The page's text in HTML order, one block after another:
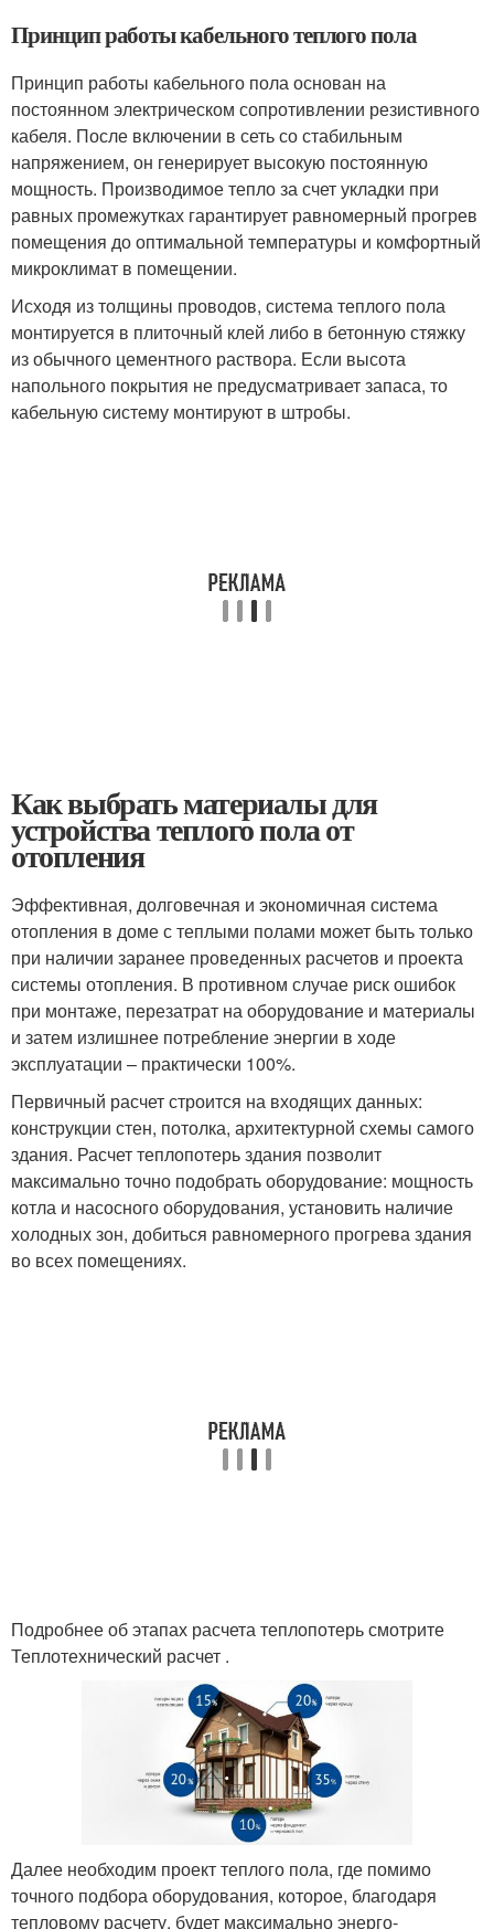
Принцип работы кабельного теплого пола
Принцип работы кабельного пола основан на
постоянном электрическом сопротивлении резистивного
кабеля. После включении в сеть со стабильным
напряжением, он генерирует высокую постоянную
мощность. Производимое тепло за счет укладки при
равных промежутках гарантирует равномерный прогрев
помещения до оптимальной температуры и комфортный
микроклимат в помещении.
Исходя из толщины проводов, система теплого пола
монтируется в плиточный клей либо в бетонную стяжку
из обычного цементного раствора. Если высота
напольного покрытия не предусматривает запаса, то
кабельную систему монтируют в штробы.
Как выбрать материалы для
устройства теплого пола от
отопления
Эффективная, долговечная и экономичная система
отопления в доме с теплыми полами может быть только
при наличии заранее проведенных расчетов и проекта
системы отопления. В противном случае риск ошибок
при монтаже, перезатрат на оборудование и материалы
и затем излишнее потребление энергии в ходе
эксплуатации – практически 100%.
Первичный расчет строится на входящих данных:
конструкции стен, потолка, архитектурной схемы самого
здания. Расчет теплопотерь здания позволит
максимально точно подобрать оборудование: мощность
котла и насосного оборудования, установить наличие
холодных зон, добиться равномерного прогрева здания
во всех помещениях.
Подробнее об этапах расчета теплопотерь смотрите
Теплотехнический расчет .
Далее необходим проект теплого пола, где помимо
точного подбора оборудования, которое, благодаря
тепловому расчету, будет максимально энерго-